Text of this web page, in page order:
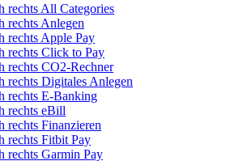
All Categories
Anlegen
Apple Pay
Click to Pay
CO2-Rechner
Digitales Anlegen
E-Banking
eBill
Finanzieren
Fitbit Pay
Garmin Pay